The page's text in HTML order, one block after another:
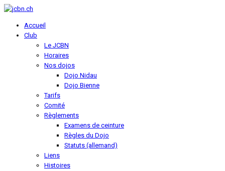
Accueil
Club
Le JCBN
Horaires
Nos dojos
Dojo Nidau
Dojo Bienne
Tarifs
Comité
Règlements
Examens de ceinture
Règles du Dojo
Statuts (allemand)
Liens
Histoires